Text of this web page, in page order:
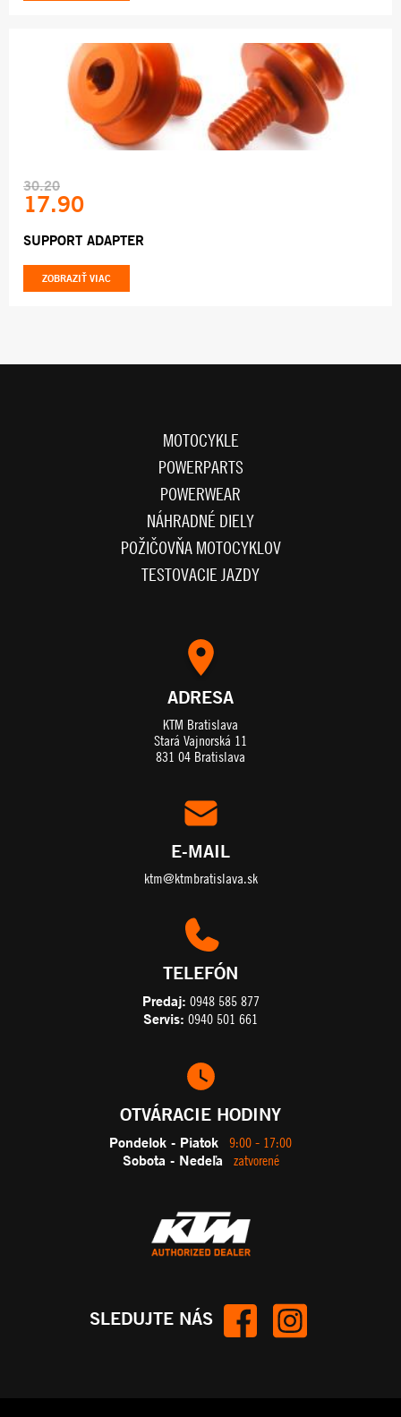
30.20
17.90
SUPPORT ADAPTER
ZOBRAZIŤ VIAC
MOTOCYKLE
POWERPARTS
POWERWEAR
NÁHRADNÉ DIELY
POŽIČOVŇA MOTOCYKLOV
TESTOVACIE JAZDY
ADRESA
KTM Bratislava
Stará Vajnorská 11
831 04 Bratislava
E-MAIL
ktm@ktmbratislava.sk
TELEFÓN
Predaj: 0948 585 877
Servis: 0940 501 661
OTVÁRACIE HODINY
Pondelok - Piatok 9:00 - 17:00
Sobota - Nedeľa zatvorené
SLEDUJTE NÁS